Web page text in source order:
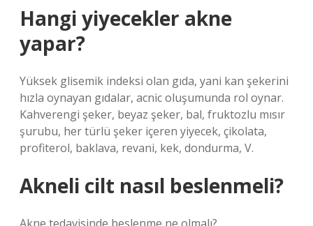
Hangi yiyecekler akne
yapar?
Yüksek glisemik indeksi olan gıda, yani kan şekerini
hızla oynayan gıdalar, acnic oluşumunda rol oynar.
Kahverengi şeker, beyaz şeker, bal, fruktozlu mısır
şurubu, her türlü şeker içeren yiyecek, çikolata,
profiterol, baklava, revani, kek, dondurma, V.
Akneli cilt nasıl beslenmeli?